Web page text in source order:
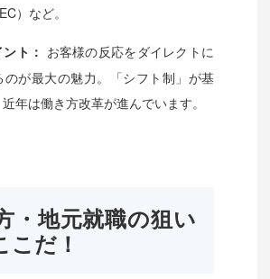
）など。
ト：
お客様の反応をダイレクトに
のが最大の魅力。「シフト制」が基
年は働き方改革が進んでいます。
・地元就職の狙い
こだ！